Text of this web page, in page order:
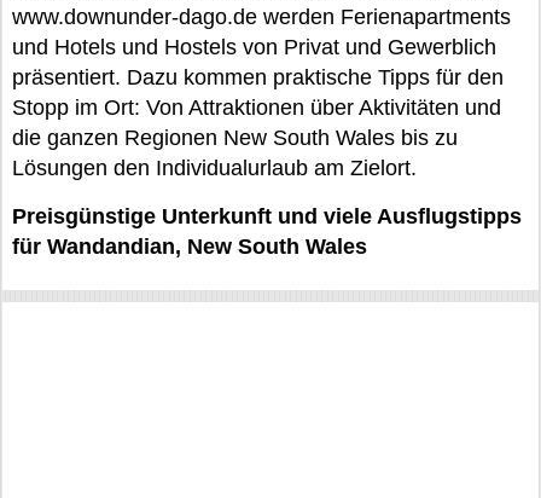
www.downunder-dago.de werden Ferienapartments
und Hotels und Hostels von Privat und Gewerblich
präsentiert. Dazu kommen praktische Tipps für den
Stopp im Ort: Von Attraktionen über Aktivitäten und
die ganzen Regionen New South Wales bis zu
Lösungen den Individualurlaub am Zielort.
Preisgünstige Unterkunft und viele Ausflugstipps
für Wandandian, New South Wales